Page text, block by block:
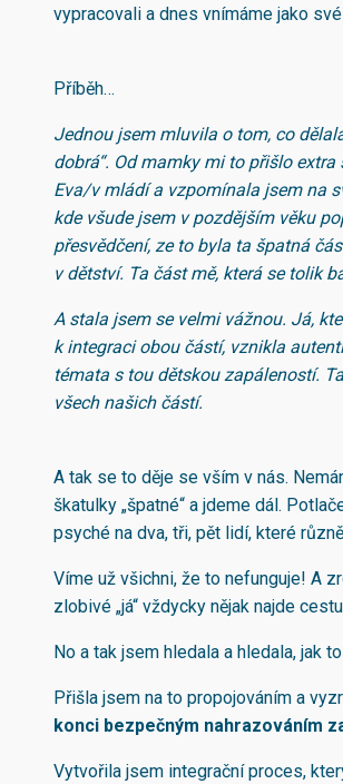
vypracovali a dnes vnímáme jako
Příběh…
Jednou jsem mluvila o tom, co
dobrá“. Od mamky mi to přišlo
Eva/v mládí a vzpomínala jsem na
kde všude jsem v pozdějším věku
přesvědčení, ze to byla ta špatná
v dětství. Ta část mě, která se tolik
A stala jsem se velmi vážnou. Já,
k integraci obou částí, vznikla
témata s tou dětskou zapáleností.
všech našich částí.
A tak se to děje se vším v nás.
škatulky „špatné“ a jdeme dál.
psyché na dva, tři, pět lidí, které
Víme už všichni, že to nefunguje! A
zlobivé „já“ vždycky nějak najde
No a tak jsem hledala a hledala, jak
Přišla jsem na to propojováním a
konci bezpečným nahrazováním
Vytvořila jsem integrační proces,